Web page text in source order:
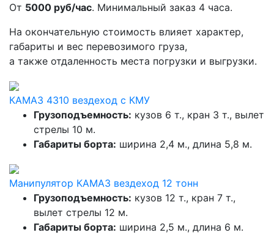
От 5000 руб/час. Минимальный заказ 4 часа.
На окончательную стоимость влияет характер,
габариты и вес перевозимого груза,
а также отдаленность места погрузки и выгрузки.
КАМАЗ 4310 вездеход с КМУ
Грузоподъемность: кузов 6 т., кран 3 т., вылет
стрелы 10 м.
Габариты борта: ширина 2,4 м., длина 5,8 м.
Манипулятор КАМАЗ вездеход 12 тонн
Грузоподъемность: кузов 12 т., кран 7 т.,
вылет стрелы 12 м.
Габариты борта: ширина 2,5 м., длина 6 м.